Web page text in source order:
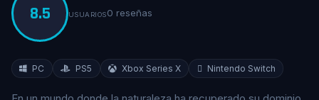
8.5 USUARIOS0 reseñas
PC PS5 Xbox Series X Nintendo Switch